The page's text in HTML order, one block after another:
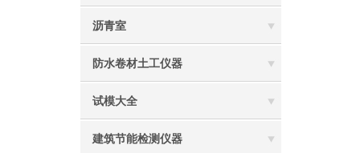
沥青室
防水卷材土工仪器
试模大全
建筑节能检测仪器